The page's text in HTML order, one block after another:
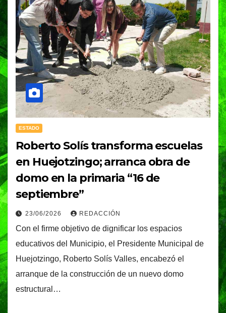
ESTADO
Roberto Solís transforma escuelas
en Huejotzingo; arranca obra de
domo en la primaria “16 de
septiembre”
23/06/2026 REDACCIÓN
Con el firme objetivo de dignificar los espacios
educativos del Municipio, el Presidente Municipal de
Huejotzingo, Roberto Solís Valles, encabezó el
arranque de la construcción de un nuevo domo
estructural…